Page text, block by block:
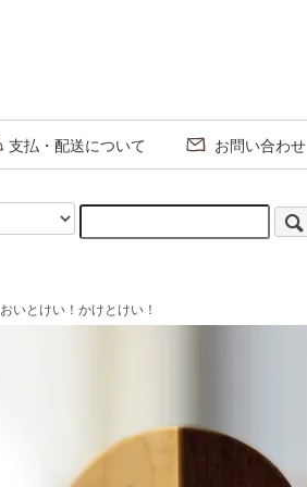
支払・配送について お問い合わせ
おいとけい！かけとけい！